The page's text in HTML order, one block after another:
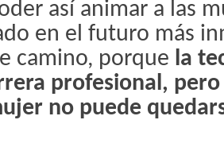
así animar a las
en el futuro más
camino, porque la
profesional,
no puede